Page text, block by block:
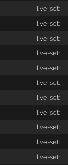
live-set:
live-set:
live-set:
live-set:
live-set:
live-set:
live-set:
live-set:
live-set:
live-set:
live-set: